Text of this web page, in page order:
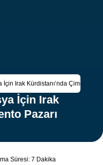
İçin Irak Kürdistanı’nda Çimento
İçin Irak
Pazarı
Süresi: 7 Dakika